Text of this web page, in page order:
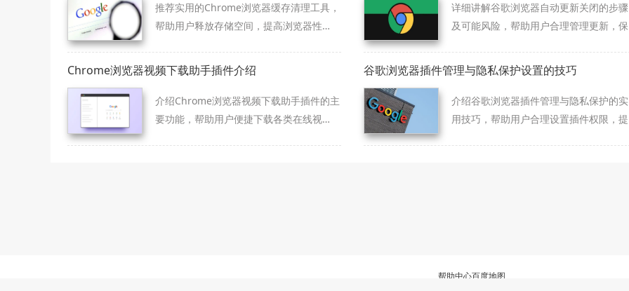
推荐实用的Chrome浏览器缓存清理工具，
帮助用户释放存储空间，提高浏览器性
详细讲解谷歌浏览器自动更新关闭的步骤
及可能风险，帮助用户合理管理更新，保
Chrome浏览器视频下载助手插件介绍
介绍Chrome浏览器视频下载助手插件的主
要功能，帮助用户便捷下载各类在线视
谷歌浏览器插件管理与隐私保护设置的技巧
介绍谷歌浏览器插件管理与隐私保护的实
用技巧，帮助用户合理设置插件权限，提
帮助中心百度地图